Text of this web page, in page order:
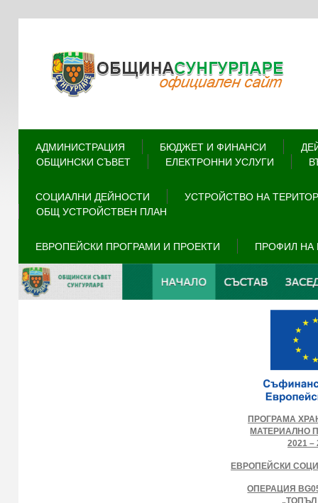
АДМИНИСТРАЦИЯ БЮДЖЕТ И ФИНАНСИ
ОБЩИНСКИ СЪВЕТ
ЕЛЕКТРОННИ УСЛУГИ
СОЦИАЛНИ ДЕЙНОСТИ
УСТРОЙСТВО НА
ОБЩ УСТРОЙСТВЕН ПЛАН
ЕВРОПЕЙСКИ ПРОГРАМИ И ПРОЕКТИ ПРОФИЛ НА
ПРОГРАМА
МАТЕРИАЛНО
2021 –
ЕВРОПЕЙСКИ
ОПЕРАЦИЯ